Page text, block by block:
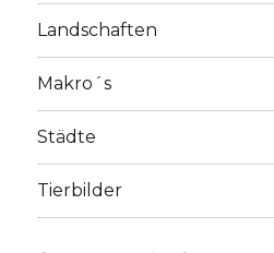
Landschaften
Makro´s
Städte
Tierbilder